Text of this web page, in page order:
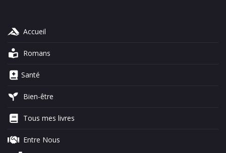
Accueil
Romans
Santé
Bien-être
Tous mes livres
Entre Nous